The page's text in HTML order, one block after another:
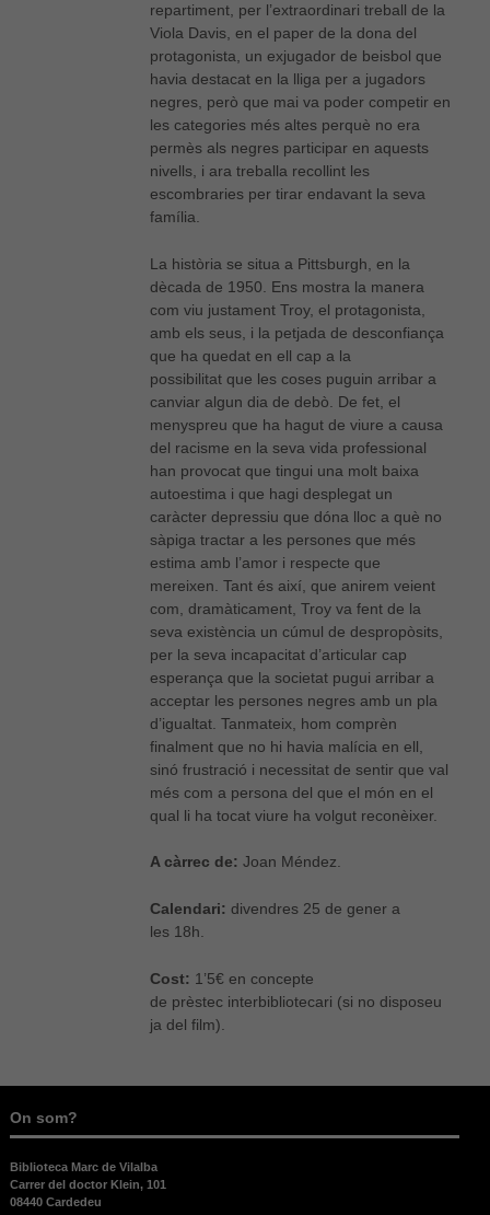
repartiment, per l’extraordinari treball de la
Viola Davis , en el paper de la dona del
protagonista, un exjugador de beisbol que
havia destacat en la lliga per a jugadors
negres, però que mai va poder competir en
les categories més altes perquè no era
permès als negres participar en aquests
nivells, i ara treballa recollint les
escombraries per tirar endavant la seva
família.
La història se situa a Pittsburgh, en la
dècada de 1950. Ens mostra la manera
com viu justamentTroy, el protagonista,
amb els seus, i la petjada de desconfiança
que ha quedat en ell cap a la
possibilitat que les coses puguin arribar a
canviar algun dia de debò. De fet, el
menyspreu que ha hagut de viure a causa
del racisme en la seva vida professional
han provocat que tingui una molt baixa
autoestima i que hagi desplegat un
caràcter depressiu que dóna lloc a què no
sàpiga tractar a les persones que més
estima amb l’amor i respecte que
mereixen. Tant és així, que anirem veient
com, dramàticament,Troy va fent de la
seva existència un cúmul de despropòsits,
per la seva incapacitat d’articular cap
esperança que la societat pugui arribar a
acceptar les persones negres amb un pla
d’igualtat. Tanmateix, hom comprèn
finalment que no hi havia malícia en ell,
sinó frustració i necessitat de sentir que val
més com a persona del que el món en el
qual li ha tocat viure ha volgut reconèixer.
A càrrec de: Joan Méndez.
Calendari: divendres 25 de gener a
les 18h
Cost: 1’5€ en concepte
de prèstec interbibliotecari (si no disposeu
ja del film).
On som?
Biblioteca Marc de Vilalba
Carrer del doctor Klein, 101
08440 Cardedeu
Necessàries
Aquestes
cookies no
són
per al bon